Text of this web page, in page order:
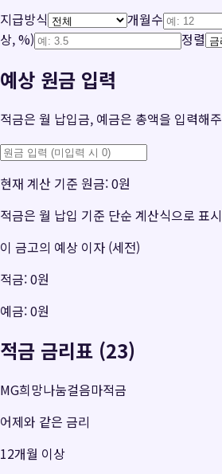
지급방식 개월수
상, %)
정렬
예상 원금 입력
적금은 월 납입금, 예금은 총액을 입력해
현재 계산 기준 원금:0원
적금은 월 납입 기준 단순 계산식으로 표
이 금고의 예상 이자 (세전)
적금:0원
예금:0원
적금 금리표 (23)
MG희망나눔걸음마적금
어제와 같은 금리
12개월 이상